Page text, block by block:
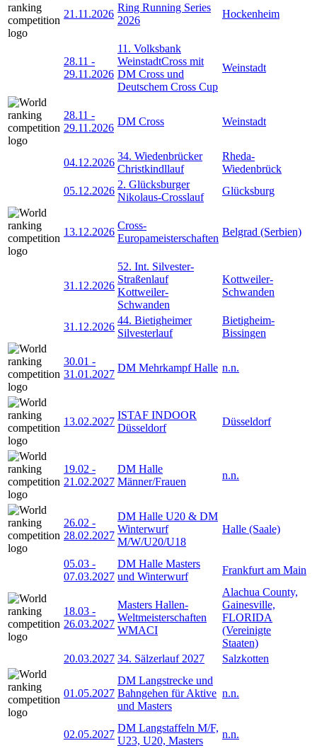
21.11.2026
Ring Running Series
2026
Hockenheim
28.11 -
29.11.2026
11. Volksbank
WeinstadtCross mit
DM Cross und
Deutschem Cross Cup
Weinstadt
28.11 -
29.11.2026
DM Cross Weinstadt
04.12.2026
34. Wiedenbrücker
Christkindllauf
Rheda-
Wiedenbrück
05.12.2026
2. Glücksburger
Nikolaus-Crosslauf
Glücksburg
13.12.2026
Cross-
Europameisterschaften
Belgrad (Serbien)
31.12.2026
52. Int. Silvester-
Straßenlauf
Kottweiler-
Schwanden
Kottweiler-
Schwanden
31.12.2026
44. Bietigheimer
Silvesterlauf
Bietigheim-
Bissingen
30.01 -
31.01.2027
DM Mehrkampf Halle n.n.
13.02.2027
ISTAF INDOOR
Düsseldorf
Düsseldorf
19.02 -
21.02.2027
DM Halle
Männer/Frauen
n.n.
26.02 -
28.02.2027
DM Halle U20 & DM
Winterwurf
M/W/U20/U18
Halle (Saale)
05.03 -
07.03.2027
DM Halle Masters
und Winterwurf
Frankfurt am Main
18.03 -
26.03.2027
Masters Hallen-
Weltmeisterschaften
WMACI
Alachua County,
Gainesville,
FLORIDA
(Vereinigte
Staaten)
20.03.2027 34. Sälzerlauf 2027 Salzkotten
01.05.2027
DM Langstrecke und
Bahngehen für Aktive
und Masters
n.n.
02.05.2027
DM Langstaffeln M/F,
U23, U20, Masters
n.n.